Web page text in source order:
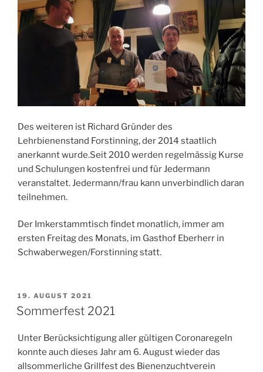
Des weiteren ist Richard Gründer des
Lehrbienenstand Forstinning, der 2014 staatlich
anerkannt wurde.Seit 2010 werden regelmässig Kurse
und Schulungen kostenfrei und für Jedermann
veranstaltet. Jedermann/frau kann unverbindlich daran
teilnehmen.
Der Imkerstammtisch findet monatlich, immer am
ersten Freitag des Monats, im Gasthof Eberherr in
Schwaberwegen/Forstinning statt.
VERÖFFENTLICHT
AM
19. AUGUST 2021
Sommerfest 2021
Unter Berücksichtigung aller gültigen Coronaregeln
konnte auch dieses Jahr am 6. August wieder das
allsommerliche Grillfest des Bienenzuchtverein